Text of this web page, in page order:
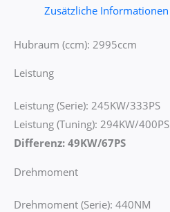
Zusätzliche Informationen
Hubraum (ccm): 2995ccm
Leistung
Leistung (Serie): 245KW/333PS
Leistung (Tuning): 294KW/400PS
Differenz: 49KW/67PS
Drehmoment
Drehmoment (Serie): 440NM